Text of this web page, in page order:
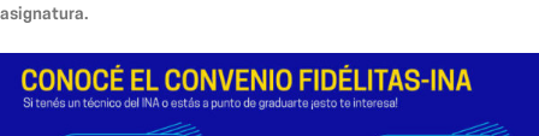
asignatura.